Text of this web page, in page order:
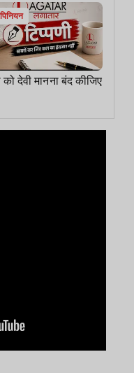
को देवी मानना बंद कीजिए